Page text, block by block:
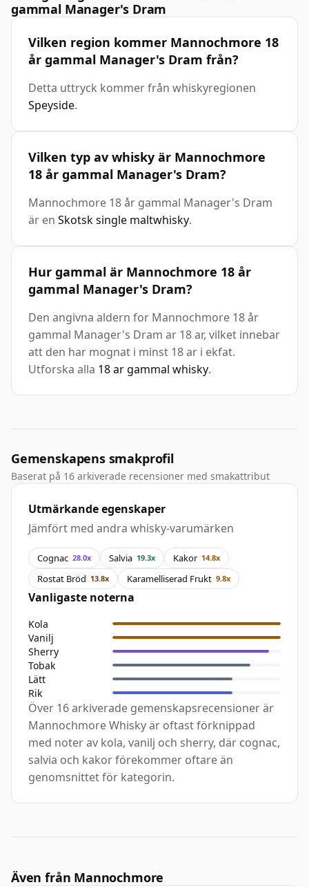
gammal Manager's Dram
Vilken region kommer Mannochmore 18
år gammal Manager's Dram från?
Detta uttryck kommer från whiskyregionen
Speyside.
Vilken typ av whisky är Mannochmore
18 år gammal Manager's Dram?
Mannochmore 18 år gammal Manager's Dram
är en Skotsk single maltwhisky.
Hur gammal är Mannochmore 18 år
gammal Manager's Dram?
Den angivna aldern for Mannochmore 18 år
gammal Manager's Dram ar 18 ar, vilket innebar
att den har mognat i minst 18 ar i ekfat.
Utforska alla 18 ar gammal whisky.
Gemenskapens smakprofil
Baserat på 16 arkiverade recensioner med smakattribut
Utmärkande egenskaper
Jämfört med andra whisky-varumärken
Cognac 28.0x Salvia 19.3x Kakor 14.8x
Rostat Bröd 13.8x Karamelliserad Frukt 9.8x
Vanligaste noterna
Kola
Vanilj
Sherry
Tobak
Lätt
Rik
Över 16 arkiverade gemenskapsrecensioner är
Mannochmore Whisky är oftast förknippad
med noter av kola, vanilj och sherry, där cognac,
salvia och kakor förekommer oftare än
genomsnittet för kategorin.
Även från Mannochmore